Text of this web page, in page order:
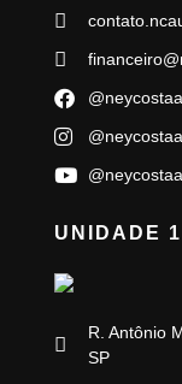
UNIDADE 1
R. Antônio
SP